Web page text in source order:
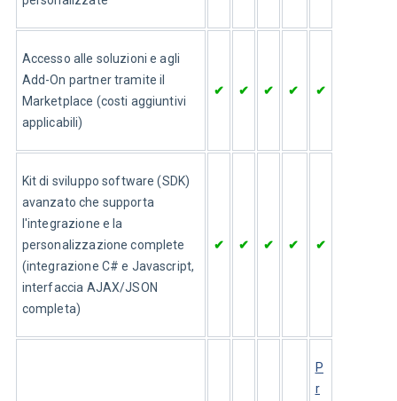
Accesso alle soluzioni e agli
Add-On partner tramite il
Marketplace (costi aggiuntivi
applicabili)
✔ ✔ ✔ ✔ ✔
Kit di sviluppo software (SDK)
avanzato che supporta
l'integrazione e la
personalizzazione complete
(integrazione C# e Javascript,
interfaccia AJAX/JSON
completa)
✔ ✔ ✔ ✔ ✔
P
r